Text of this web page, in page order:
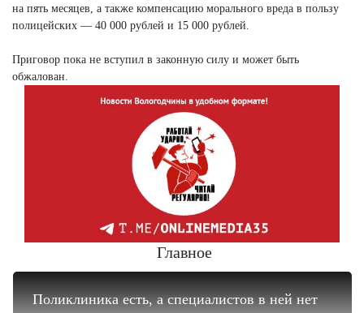
на пять месяцев, а также компенсацию морального вреда в пользу
полицейских — 40 000 рублей и 15 000 рублей.
Приговор пока не вступил в законную силу и может быть
обжалован.
Главное
Поликлиника есть, а специалистов в ней нет